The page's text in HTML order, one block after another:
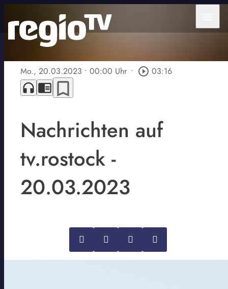
Mo., 20.03.2023 • 00:00 Uhr • play_circle_outline 03:16
headphones chrome_reader_mode bookmark_border
Nachrichten auf
tv.rostock -
20.03.2023